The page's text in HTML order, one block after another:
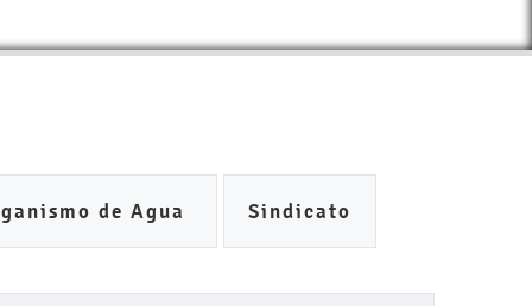
de Agua
Sindicato